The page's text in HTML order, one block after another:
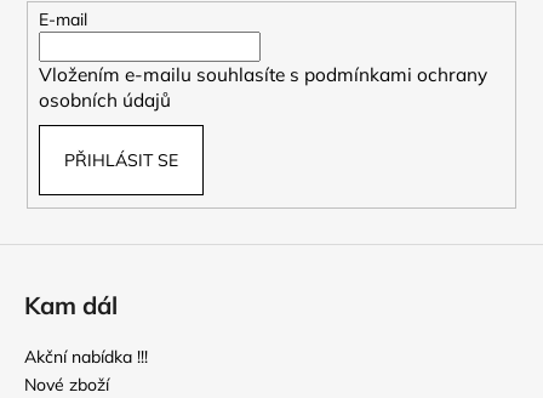
E-mail
Vložením e-mailu souhlasíte s podmínkami ochrany
osobních údajů
PŘIHLÁSIT SE
Kam dál
Akční nabídka !!!
Nové zboží